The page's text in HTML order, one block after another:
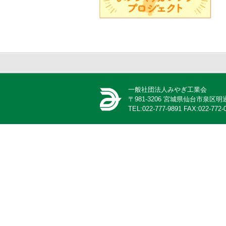
一般社団法人みやぎ工業会
〒981-3206 宮城県仙台市泉区
TEL:022-777-9891 FAX:022-